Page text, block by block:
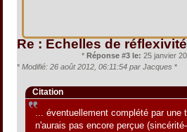
Re : Echelles de
* Réponse #3 le: 25 janvier
* Modifié: 26 août 2012, 06:11:54 par Jacques *
Citation
... éventuellement complété par une
n'aurais pas encore perçue